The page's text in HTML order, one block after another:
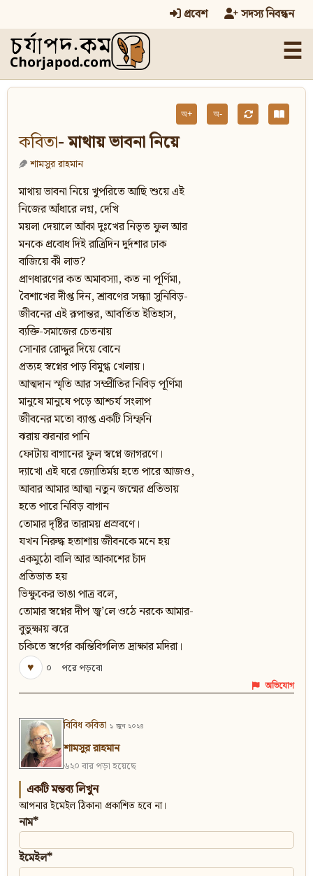
প্রবেশ সদস্য নিবন্ধন
☰
অ+ অ-
কবিতা- মাথায় ভাবনা নিয়ে
শামসুর রাহমান
মাথায় ভাবনা নিয়ে খুপরিতে আছি শুয়ে এই
নিজের আঁধারে লগ্ন, দেখি
ময়লা দেয়ালে আঁকা দুঃখের নিভৃত ফুল আর
মনকে প্রবোধ দিই রাত্রিদিন দুর্দশার ঢাক
বাজিয়ে কী লাভ?
প্রাণধারণের কত অমাবস্যা, কত না পূর্ণিমা,
বৈশাখের দীপ্ত দিন, শ্রাবণের সন্ধ্যা সুনিবিড়-
জীবনের এই রূপান্তর, আবর্তিত ইতিহাস,
ব্যক্তি-সমাজের চেতনায়
সোনার রোদ্দুর দিয়ে বোনে
প্রত্যহ স্বপ্নের পাড় বিমুগ্ধ খেলায়।
আত্মদান স্মৃতি আর সম্প্রীতির নিবিড় পূর্ণিমা
মানুষে মানুষে পড়ে আশ্চর্য সংলাপ
জীবনের মতো ব্যাপ্ত একটি সিম্ফনি
ঝরায় ঝরনার পানি
ফোটায় বাগানের ফুল স্বপ্নে জাগরণে।
দ্যাখো এই ঘরে জ্যোতির্ময় হতে পারে আজও,
আবার আমার আত্মা নতুন জন্মের প্রতিভায়
হতে পারে নিবিড় বাগান
তোমার দৃষ্টির তারাময় প্রস্রবণে।
যখন নিরুদ্ধ হতাশায় জীবনকে মনে হয়
একমুঠো বালি আর আকাশের চাঁদ
প্রতিভাত হয়
ভিক্ষুকের ভাঙা পাত্র বলে,
তোমার স্বপ্নের দীপ জ্ব’লে ওঠে নরকে আমার-
বুভুক্ষায় ঝরে
চকিতে স্বর্গের কান্তিবিগলিত দ্রাক্ষার মদিরা।
♥
০ পরে পড়বো
অভিযোগ
বিবিধ কবিতা ১ জুন ২০২৪
শামসুর রাহমান
৬২০ বার পড়া হয়েছে
একটি মন্তব্য লিখুন
আপনার ইমেইল ঠিকানা প্রকাশিত হবে না।
নাম*
ইমেইল*